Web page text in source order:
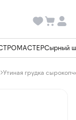
Сырный
Утиная грудка